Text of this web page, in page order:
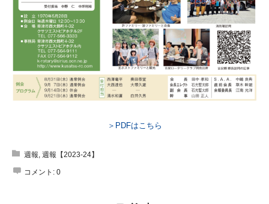
＞PDFはこちら
週報, 週報【2023-24】
コメント: 0